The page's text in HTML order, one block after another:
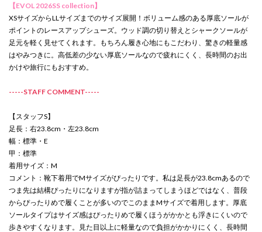
【EVOL 2026SS collection】
XSサイズからLLサイズまでのサイズ展開！ボリューム感のある厚底ソールが
ポイントのレースアップシューズ。ウッド調の切り替えとシャークソールが
足元を軽く見せてくれます。もちろん履き心地にもこだわり、驚きの軽量感
はやみつきに。高低差の少ない厚底ソールなので疲れにくく、長時間のお出
かけや旅行にもおすすめ。
-----STAFF COMMENT-----
【スタッフS】
足長：右23.8cm・左23.8cm
幅：標準・E
甲：標準
着用サイズ：M
コメント：靴下着用でMサイズがぴったりです。私は足長が23.8cmあるので
つま先は結構ぴったりになりますが指が詰まってしまうほどではなく、普段
からぴったりめで履くことが多いのでこのままMサイズで着用します。厚底
ソールタイプはサイズ感はぴったりめで履くほうがかかとも浮きにくいので
歩きやすくなります。見た目以上に軽量なので負担がかかりにくく、長時間